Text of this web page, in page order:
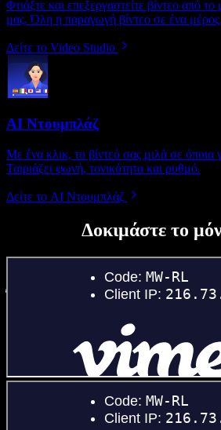
Φτιάξτε και επεξεργαστείτε βίντεο από
μας. Όλη η παραγωγή βίντεο σε ένα μέρος.
Δείτε το Video Studio
AI Ντουμπλάζ
Με ένα κλικ, το βίντεό σας μιλά σε όποια
Ταιριάζει φωνή, τονικότητα και ρυθμό.
Δείτε το AI Ντουμπλάζ
Δοκιμάστε το
Ένα μικρό δείγμα από
κάνετε με το Speechify
Φτιάξτε voice overs, προσθέστε δωρεάν
αντιγραφή φωνής – ολοκληρωμένα audio/
Χωρίς καμπύλη εκμάθησης και με όλα
ξεπερνούν τα κλασικά όρια και δίνουν ζωή